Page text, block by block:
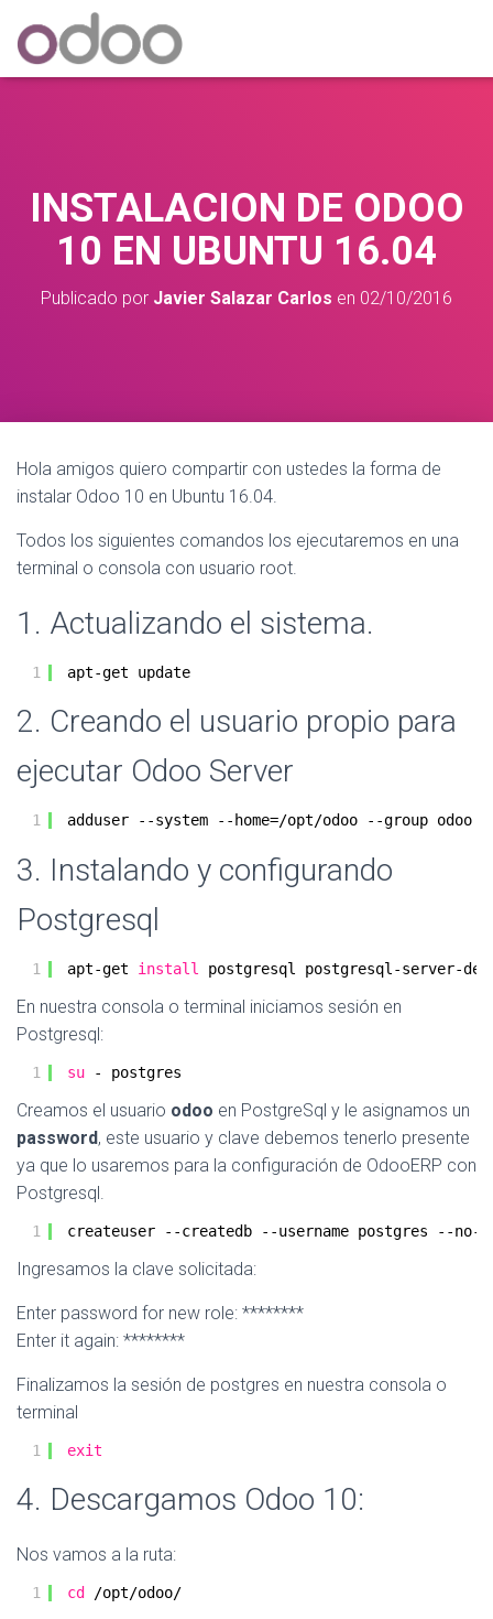
INSTALACION DE ODOO
10 EN UBUNTU 16.04
Publicado por Javier Salazar Carlos en 02/10/2016
Hola amigos quiero compartir con ustedes la forma de
instalar Odoo 10 en Ubuntu 16.04.
Todos los siguientes comandos los ejecutaremos en una
terminal o consola con usuario root.
1. Actualizando el sistema.
1 apt-get update
2. Creando el usuario propio para
ejecutar Odoo Server
1 adduser --system --home=/opt/odoo --group odoo
3. Instalando y configurando
Postgresql
1 apt-get install postgresql postgresql-server-
En nuestra consola o terminal iniciamos sesión en
Postgresql:
1 su - postgres
Creamos el usuario odoo en PostgreSql y le asignamos un
password, este usuario y clave debemos tenerlo presente
ya que lo usaremos para la configuración de OdooERP con
Postgresql.
1 createuser --createdb --username postgres --no-
Ingresamos la clave solicitada:
Enter password for new role: ********
Enter it again: ********
Finalizamos la sesión de postgres en nuestra consola o
terminal
1 exit
4. Descargamos Odoo 10:
Nos vamos a la ruta:
1 cd /opt/odoo/